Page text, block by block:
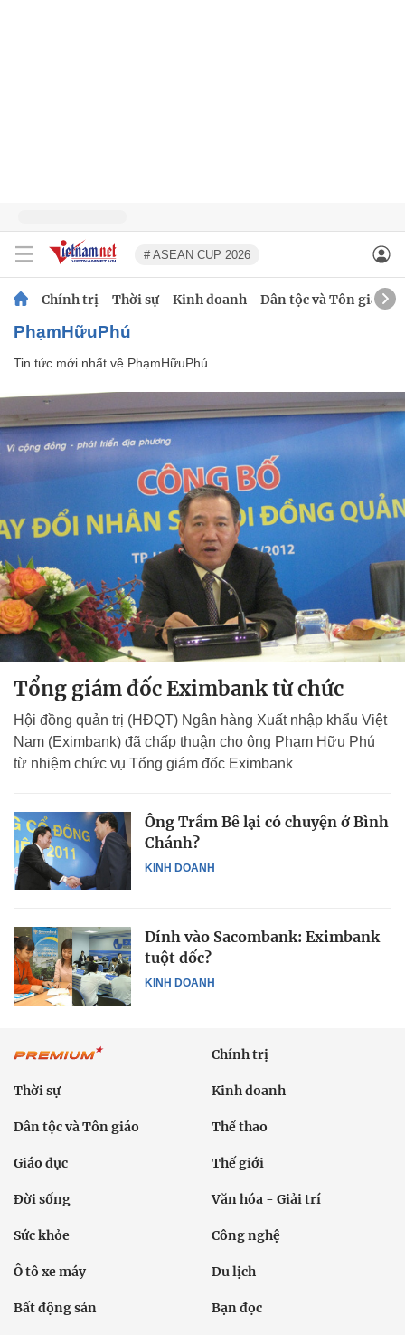
# ASEAN CUP 2026
Chính trị Thời sự Kinh doanh Dân tộc và Tôn giáo
PhạmHữuPhú
Tin tức mới nhất về PhạmHữuPhú
Tổng giám đốc Eximbank từ chức
Hội đồng quản trị (HĐQT) Ngân hàng Xuất nhập khẩu Việt
Nam (Eximbank) đã chấp thuận cho ông Phạm Hữu Phú
từ nhiệm chức vụ Tổng giám đốc Eximbank
KINH DOANH
Ông Trầm Bê lại có chuyện ở Bình
Chánh?
KINH DOANH
Dính vào Sacombank: Eximbank
tuột dốc?
Chính trị
Thời sự Kinh doanh
Dân tộc và Tôn giáo Thể thao
Giáo dục Thế giới
Đời sống Văn hóa - Giải trí
Sức khỏe Công nghệ
Ô tô xe máy Du lịch
Bất động sản Bạn đọc